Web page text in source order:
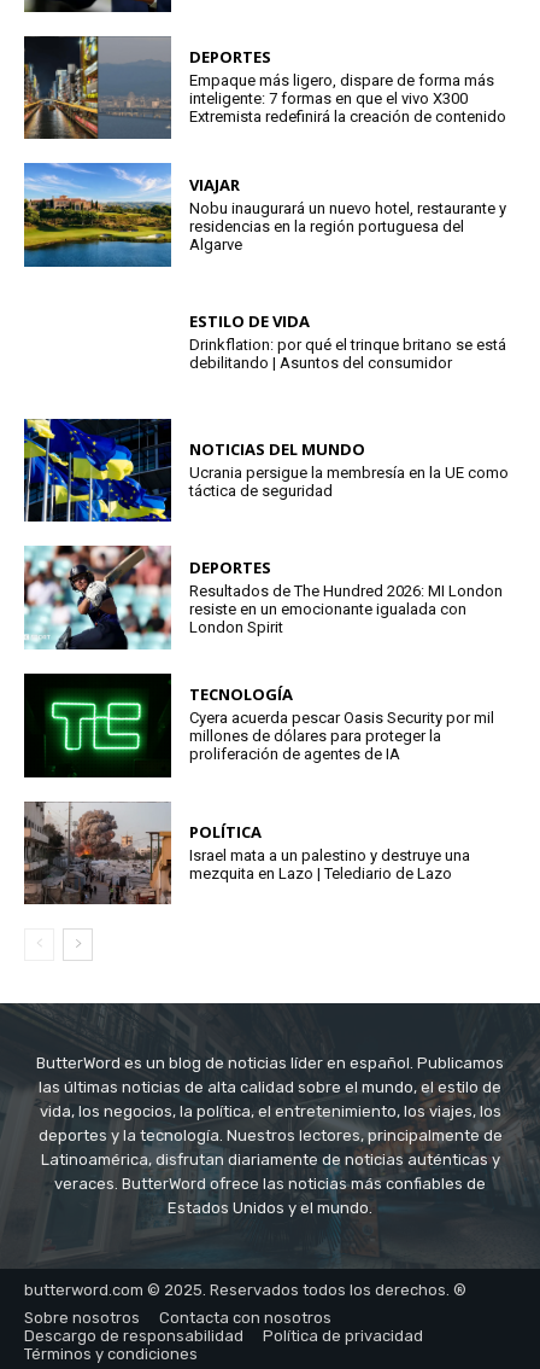
DEPORTES
Empaque más ligero, dispare de forma más
inteligente: 7 formas en que el vivo X300
Extremista redefinirá la creación de contenido
VIAJAR
Nobu inaugurará un nuevo hotel, restaurante y
residencias en la región portuguesa del
Algarve
ESTILO DE VIDA
Drinkflation: por qué el trinque britano se está
debilitando | Asuntos del consumidor
NOTICIAS DEL MUNDO
Ucrania persigue la membresía en la UE como
táctica de seguridad
DEPORTES
Resultados de The Hundred 2026: MI London
resiste en un emocionante igualada con
London Spirit
TECNOLOGÍA
Cyera acuerda pescar Oasis Security por mil
millones de dólares para proteger la
proliferación de agentes de IA
POLÍTICA
Israel mata a un palestino y destruye una
mezquita en Lazo | Telediario de Lazo
ButterWord es un blog de noticias líder en español. Publicamos
las últimas noticias de alta calidad sobre el mundo, el estilo de
vida, los negocios, la política, el entretenimiento, los viajes, los
deportes y la tecnología. Nuestros lectores, principalmente de
Latinoamérica, disfrutan diariamente de noticias auténticas y
veraces. ButterWord ofrece las noticias más confiables de
Estados Unidos y el mundo.
butterword.com © 2025. Reservados todos los derechos. ®
Sobre nosotros
Contacta con nosotros
Descargo de responsabilidad
Política de privacidad
Términos y condiciones